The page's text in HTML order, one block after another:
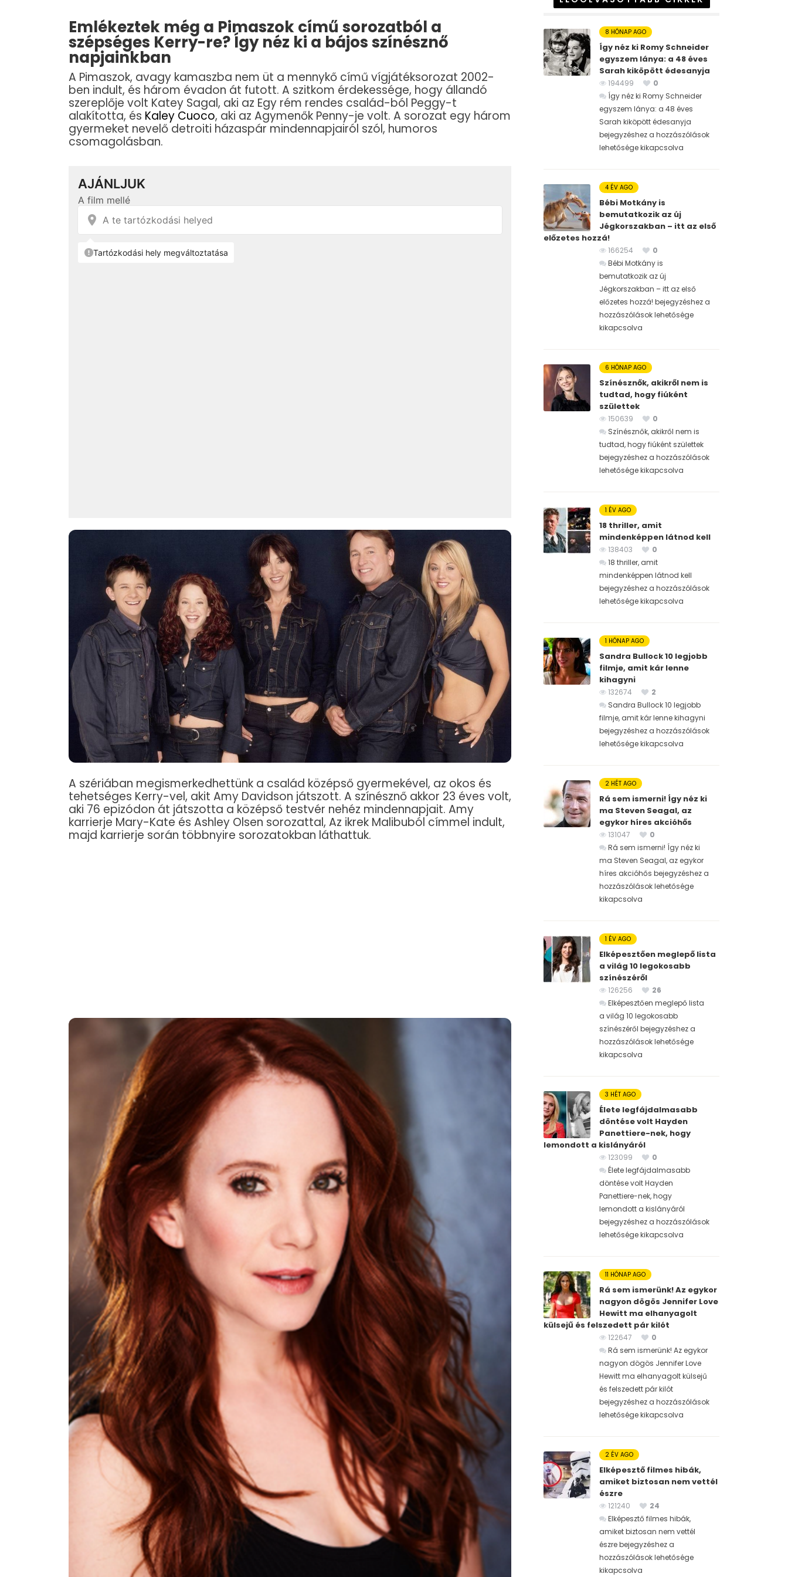
Emlékeztek még a Pimaszok című sorozatból a
szépséges Kerry-re? Így néz ki a bájos színésznő
napjainkban
A Pimaszok, avagy kamaszba nem üt a mennykő című vígjátéksorozat 2002-
ben indult, és három évadon át futott. A szitkom érdekessége, hogy állandó
szereplője volt Katey Sagal, aki az Egy rém rendes család-ból Peggy-t
alakította, és Kaley Cuoco, aki az Agymenők Penny-je volt. A sorozat egy három
gyermeket nevelő detroiti házaspár mindennapjairól szól, humoros
csomagolásban.
A szériában megismerkedhettünk a család középső gyermekével, az okos és
tehetséges Kerry-vel, akit Amy Davidson játszott. A színésznő akkor 23 éves volt,
aki 76 epizódon át játszotta a középső testvér nehéz mindennapjait. Amy
karrierje Mary-Kate és Ashley Olsen sorozattal, Az ikrek Malibuból címmel indult,
majd karrierje során többnyire sorozatokban láthattuk.
8 HÓNAP AGO
Így néz ki Romy Schneider
egyszem lánya: a 48 éves
Sarah kiköpött édesanyja
194499
0
Így néz ki Romy Schneider
egyszem lánya: a 48 éves
Sarah kiköpött édesanyja
bejegyzéshez a hozzászólások
lehetősége kikapcsolva
4 ÉV AGO
Bébi Motkány is
bemutatkozik az új
Jégkorszakban – itt az első
előzetes hozzá!
166254
0
Bébi Motkány is
bemutatkozik az új
Jégkorszakban – itt az első
előzetes hozzá! bejegyzéshez a
hozzászólások lehetősége
kikapcsolva
6 HÓNAP AGO
Színésznők, akikről nem is
tudtad, hogy fiúként
születtek
150639
0
Színésznők, akikről nem is
tudtad, hogy fiúként születtek
bejegyzéshez a hozzászólások
lehetősége kikapcsolva
1 ÉV AGO
18 thriller, amit
mindenképpen látnod kell
138403
0
18 thriller, amit
mindenképpen látnod kell
bejegyzéshez a hozzászólások
lehetősége kikapcsolva
1 HÓNAP AGO
Sandra Bullock 10 legjobb
filmje, amit kár lenne
kihagyni
132674
2
Sandra Bullock 10 legjobb
filmje, amit kár lenne kihagyni
bejegyzéshez a hozzászólások
lehetősége kikapcsolva
2 HÉT AGO
Rá sem ismerni! Így néz ki
ma Steven Seagal, az
egykor híres akcióhős
131047
0
Rá sem ismerni! Így néz ki
ma Steven Seagal, az egykor
híres akcióhős bejegyzéshez a
hozzászólások lehetősége
kikapcsolva
1 ÉV AGO
Elképesztően meglepő lista
a világ 10 legokosabb
színészéről
126256
26
Elképesztően meglepő lista
a világ 10 legokosabb
színészéről bejegyzéshez a
hozzászólások lehetősége
kikapcsolva
3 HÉT AGO
Élete legfájdalmasabb
döntése volt Hayden
Panettiere-nek, hogy
lemondott a kislányáról
123099
0
Élete legfájdalmasabb
döntése volt Hayden
Panettiere-nek, hogy
lemondott a kislányáról
bejegyzéshez a hozzászólások
lehetősége kikapcsolva
11 HÓNAP AGO
Rá sem ismerünk! Az egykor
nagyon dögös Jennifer Love
Hewitt ma elhanyagolt
külsejű és felszedett pár kilót
122647
0
Rá sem ismerünk! Az egykor
nagyon dögös Jennifer Love
Hewitt ma elhanyagolt külsejű
és felszedett pár kilót
bejegyzéshez a hozzászólások
lehetősége kikapcsolva
2 ÉV AGO
Elképesztő filmes hibák,
amiket biztosan nem vettél
észre
121240
24
Elképesztő filmes hibák,
amiket biztosan nem vettél
észre bejegyzéshez a
hozzászólások lehetősége
kikapcsolva